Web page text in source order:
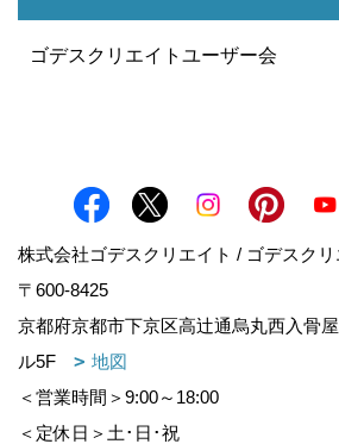
ゴデスクリエイトユーザー会
株式会社ゴデスクリエイト / ゴデスクリ
〒600-8425
京都府京都市下京区高辻通烏丸西入骨
ル5F
地図
＜営業時間＞9:00～18:00
＜定休日＞土･日･祝